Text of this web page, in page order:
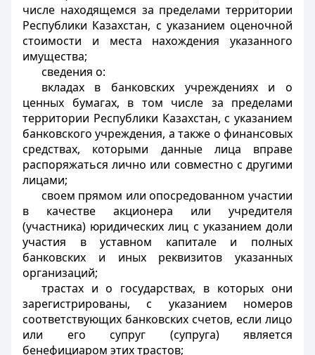
числе находящемся за пределами территории
Республики Казахстан, с указанием оценочной
стоимости и места нахождения указанного
имущества;
сведения о:
вкладах в банковских учреждениях и о
ценных бумагах, в том числе за пределами
территории Республики Казахстан, с указанием
банковского учреждения, а также о финансовых
средствах, которыми данные лица вправе
распоряжаться лично или совместно с другими
лицами;
своем прямом или опосредованном участии
в качестве акционера или учредителя
(участника) юридических лиц с указанием доли
участия в уставном капитале и полных
банковских и иных реквизитов указанных
организаций;
трастах и о государствах, в которых они
зарегистрированы, с указанием номеров
соответствующих банковских счетов, если лицо
или его супруг (супруга) является
бенефициаром этих трастов;